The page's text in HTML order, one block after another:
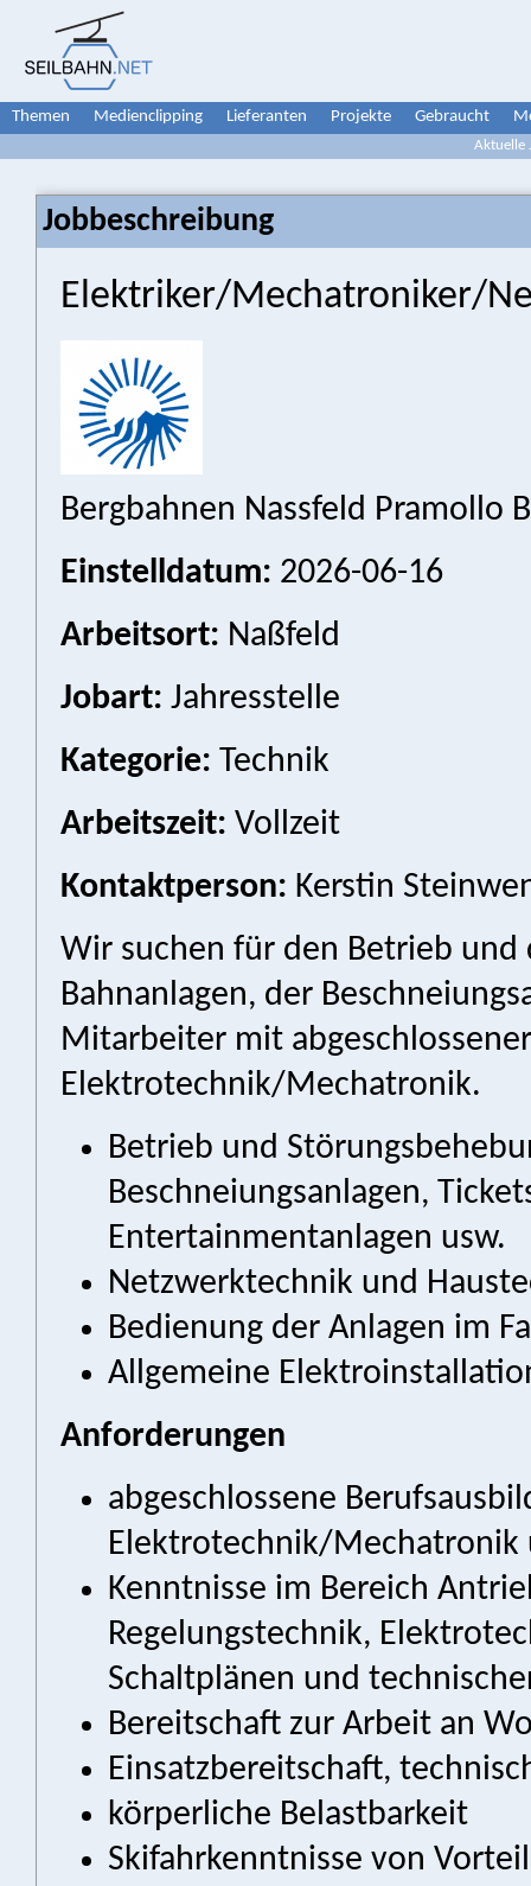
Themen Medienclipping Lieferanten Projekte Gebraucht
Aktuelle
Jobbeschreibung
Elektriker/Mechatroniker/
Bergbahnen Nassfeld Pramollo
Einstelldatum: 2026-06-16
Arbeitsort: Naßfeld
Jobart: Jahresstelle
Kategorie: Technik
Arbeitszeit: Vollzeit
Kontaktperson: Kerstin
Wir suchen für den Betrieb und
Bahnanlagen, der
Mitarbeiter mit
Elektrotechnik/Mechatronik.
Betrieb und
Beschneiungsanlagen,
Entertainmentanlagen usw.
Netzwerktechnik und
Bedienung der Anlagen im
Allgemeine
Anforderungen
abgeschlossene
Elektrotechnik/
Kenntnisse im Bereich
Regelungstechnik,
Schaltplänen und
Bereitschaft zur Arbeit an
Einsatzbereitschaft,
körperliche Belastbarkeit
Skifahrkenntnisse von Vorteil